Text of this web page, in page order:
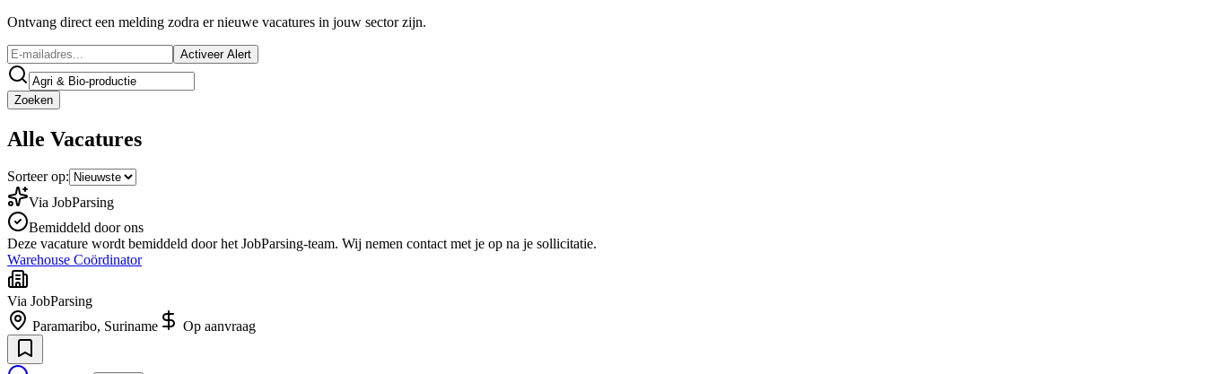
Ontvang direct een melding zodra er nieuwe vacatures in jouw sector zijn.
Activeer Alert
Zoeken
Alle Vacatures
Sorteer op:
Via JobParsing
Bemiddeld door ons
Deze vacature wordt bemiddeld door het JobParsing-team. Wij nemen contact met je op na je sollicitatie.
Warehouse Coördinator
Via JobParsing
Paramaribo, Suriname
Op aanvraag